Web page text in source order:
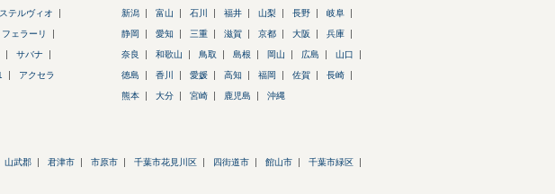
ステルヴィオ
フェラーリ
サバナ
アクセラ
新潟 富山 石川 福井 山梨 長野 岐阜
静岡 愛知 三重 滋賀 京都 大阪 兵庫
奈良 和歌山 鳥取 島根 岡山 広島 山口
徳島 香川 愛媛 高知 福岡 佐賀 長崎
熊本 大分 宮崎 鹿児島 沖縄
山武郡 君津市 市原市 千葉市花見川区 四街道市 館山市 千葉市緑区